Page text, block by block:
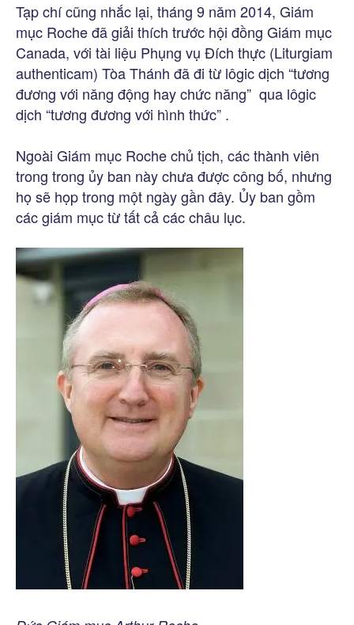
Tạp chí cũng nhắc lại, tháng 9 năm 2014, Giám
mục Roche đã giải thích trước hội đồng Giám mục
Canada, với tài liệu Phụng vụ Đích thực (Liturgiam
authenticam) Tòa Thánh đã đi từ lôgic dịch “tương
đương với năng động hay chức năng” qua lôgic
dịch “tương đương với hình thức” .
Ngoài Giám mục Roche chủ tịch, các thành viên
trong trong ủy ban này chưa được công bố, nhưng
họ sẽ họp trong một ngày gần đây. Ủy ban gồm
các giám mục từ tất cả các châu lục.